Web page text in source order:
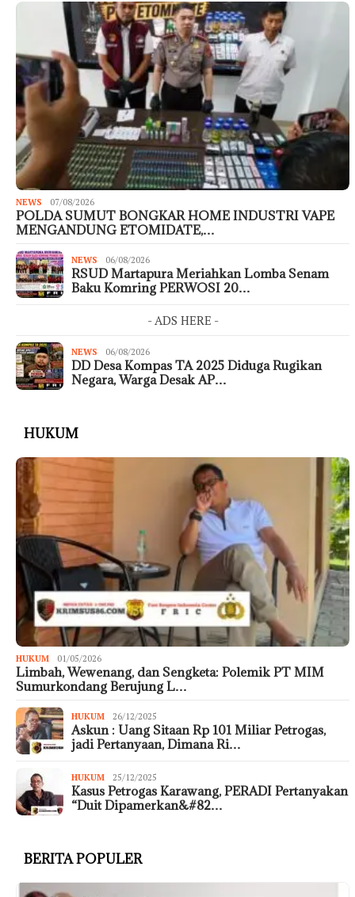
NEWS 07/08/2026
POLDA SUMUT BONGKAR HOME INDUSTRI VAPE
MENGANDUNG ETOMIDATE,…
NEWS 06/08/2026
RSUD Martapura Meriahkan Lomba Senam
Baku Komring PERWOSI 20…
- ADS HERE -
NEWS 06/08/2026
DD Desa Kompas TA 2025 Diduga Rugikan
Negara, Warga Desak AP…
HUKUM
HUKUM 01/05/2026
Limbah, Wewenang, dan Sengketa: Polemik PT MIM
Sumurkondang Berujung L…
HUKUM 26/12/2025
Askun : Uang Sitaan Rp 101 Miliar Petrogas,
jadi Pertanyaan, Dimana Ri…
HUKUM 25/12/2025
Kasus Petrogas Karawang, PERADI Pertanyakan
“Duit Dipamerkan&#82…
BERITA POPULER